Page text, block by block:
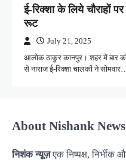
ई-रिक्शा के लिये चौराहों
रूट
July 21, 2025
आलोक ठाकुर कानपुर। शहर में बार
से नाराज ई-रिक्शा चालकों ने सोमवार…
About Nishank News
निशंक न्यूज़एक निष्पक्ष, निर्भीक